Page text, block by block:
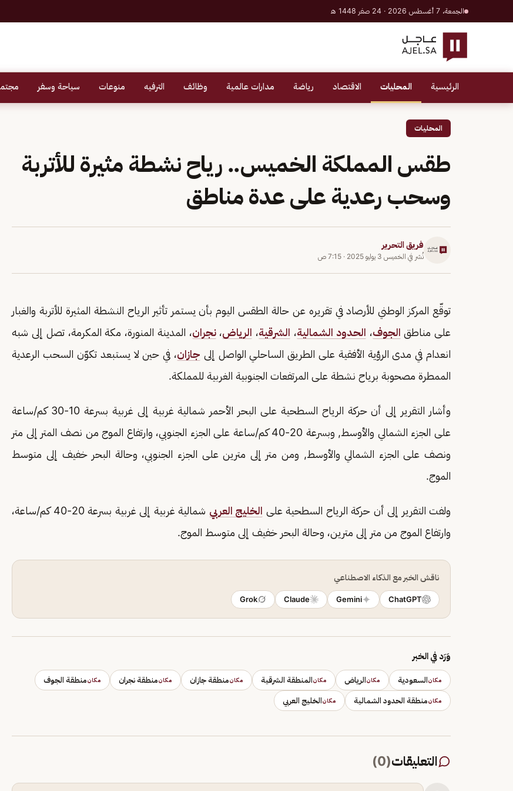
الجمعة، 7 أغسطس 2026 · 24 صفر 1448 هـ
الرئيسية المحليات الاقتصاد رياضة مدارات عالمية وظائف الترفيه منوعات سياحة وسفر
المحليات
طقس المملكة الخميس.. رياح نشطة مثيرة للأتربة
وسحب رعدية على عدة مناطق
فريق التحرير
نُشر في الخميس 3 يوليو 2025 · 7:15 ص
توقّع المركز الوطني للأرصاد في تقريره عن حالة الطقس اليوم بأن يستمر تأثير الرياح النشطة المثيرة للأتربة والغبار
على مناطق الجوف، الحدود الشمالية، الشرقية، الرياض،نجران، المدينة المنورة، مكة المكرمة، تصل إلى شبه
انعدام في مدى الرؤية الأفقية على الطريق الساحلي الواصل إلى جازان، في حين لا يستبعد تكوّن السحب الرعدية
الممطرة مصحوبة برياح نشطة على المرتفعات الجنوبية الغربية للمملكة.
وأشار التقرير إلى أن حركة الرياح السطحية على البحر الأحمر شمالية غربية إلى غربية بسرعة 10-30 كم/ساعة
على الجزء الشمالي والأوسط, وبسرعة 20-40 كم/ساعة على الجزء الجنوبي، وارتفاع الموج من نصف المتر إلى متر
ونصف على الجزء الشمالي والأوسط, ومن متر إلى مترين على الجزء الجنوبي، وحالة البحر خفيف إلى متوسط
الموج.
ولفت التقرير إلى أن حركة الرياح السطحية على الخليج العربي
شمالية غربية إلى غربية بسرعة 20-40 كم/ساعة،
وارتفاع الموج من متر إلى مترين، وحالة البحر خفيف إلى متوسط الموج.
ناقش الخبر مع الذكاء الاصطناعي
ChatGPT
Gemini
Claude
Grok
وَرَد في الخبر
مكانالسعودية مكانالرياض مكانالمنطقة الشرقية مكانمنطقة جازان مكانمنطقة نجران مكانمنطقة الجوف
مكانمنطقة الحدود الشمالية مكانالخليج العربي
التعليقات(
0
)